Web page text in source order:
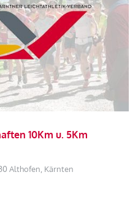
10Km u. 5Km
Althofen, Kärnten